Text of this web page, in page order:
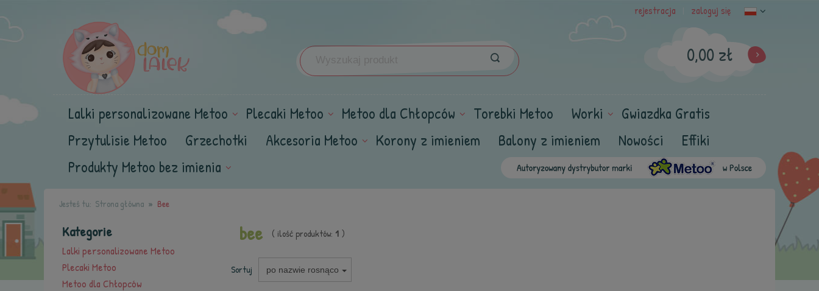
rejestracja zaloguj się
0,00 zł
Lalki personalizowane Metoo Plecaki Metoo Metoo dla Chłopców Torebki Metoo Worki
Gwiazdka Gratis
Przytulisie Metoo
Grzechotki Akcesoria Metoo Korony z imieniem Balony z imieniem Nowości
Effiki
Produkty Metoo bez imienia
Jesteś tu: Strona główna Bee
Kategorie
Lalki personalizowane Metoo
Plecaki Metoo
Metoo dla Chłopców
bee ( ilość produktów: 1 )
Sortuj po nazwie rosnąco